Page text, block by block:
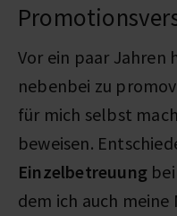
Vor ein paar Jahren
nebenbei zu
für mich selbst
beweisen.
Einzelbetreuung
dem ich auch